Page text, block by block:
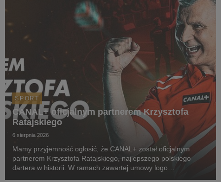
SPORT
CANAL+ oficjalnym partnerem Krzysztofa
Ratajskiego
6 sierpnia 2026
Mamy przyjemność ogłosić, że CANAL+ został oficjalnym
partnerem Krzysztofa Ratajskiego, najlepszego polskiego
dartera w historii. W ramach zawartej umowy logo